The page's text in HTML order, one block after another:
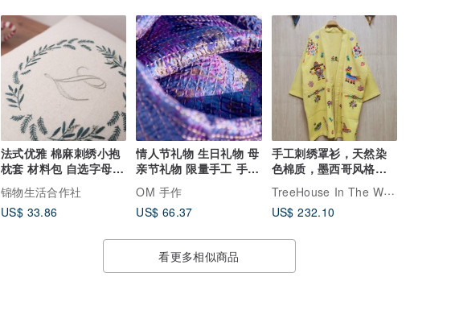
族刺绣图腾
法式优雅 棉麻刺绣小抱
枕套 材料包 自选字母
乔迁 新工作 送礼
锦物生活合作社
US$ 33.86
情人节礼物 生日礼物 母
亲节礼物 限量手工 手缝
纱丽布丝巾 / 刺绣丝巾 /
丝绸刺绣围巾 / 手缝纱
丽线丝巾 / 印度丝绸刺
衣草森林风
OM 手作
US$ 66.37
手工刺绣罩衫，天然染
色棉质，墨西哥风格，
骷髅头与花卉图案。 TreeHouse In The Woods
US$ 232.10
看更多相似商品